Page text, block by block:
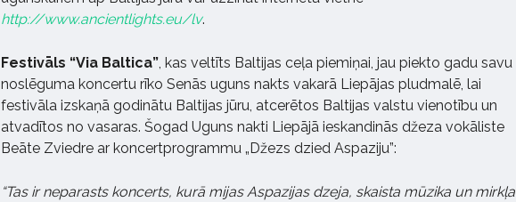
http://www.ancientlights.eu/lv.
Festivāls “Via Baltica”, kas veltīts Baltijas ceļa piemiņai, jau piekto gadu savu
noslēguma koncertu rīko Senās uguns nakts vakarā Liepājas pludmalē, lai
festivāla izskaņā godinātu Baltijas jūru, atcerētos Baltijas valstu vienotību un
atvadītos no vasaras. Šogad Uguns nakti Liepājā ieskandinās džeza vokāliste
Beāte Zviedre ar koncertprogrammu „Džezs dzied Aspaziju”:
“Tas ir neparasts koncerts, kurā mijas Aspazijas dzeja, skaista mūzika un mirkļa